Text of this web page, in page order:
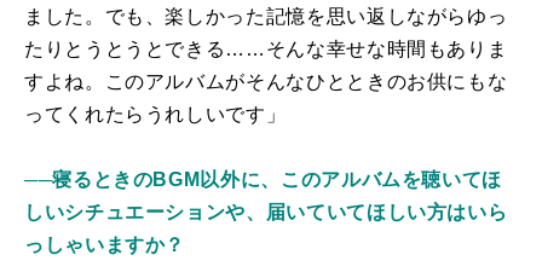
ました。でも、楽しかった記憶を思い返しながらゆっ
たりとうとうとできる……そんな幸せな時間もありま
すよね。このアルバムがそんなひとときのお供にもな
ってくれたらうれしいです」
──寝るときのBGM以外に、このアルバムを聴いてほ
しいシチュエーションや、届いていてほしい方はいら
っしゃいますか？